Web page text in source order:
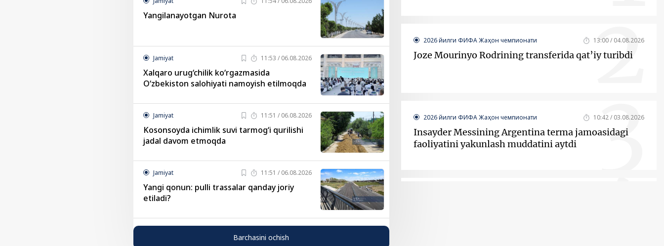
Yangilanayotgan Nurota
Jamiyat 11:53 / 06.08.2026
Xalqaro urug‘chilik ko‘rgazmasida
O‘zbekiston salohiyati namoyish etilmoqda
Jamiyat 11:51 / 06.08.2026
Kosonsoyda ichimlik suvi tarmog‘i qurilishi
jadal davom etmoqda
Jamiyat 11:51 / 06.08.2026
Yangi qonun: pulli trassalar qanday joriy
etiladi?
Barchasini ochish
2026 йилги ФИФА Жаҳон чемпионати 13:00 / 04.08.2026
Joze Mourinyo Rodrining transferida qat’iy turibdi
2
2026 йилги ФИФА Жаҳон чемпионати 10:42 / 03.08.2026
Insayder Messining Argentina terma jamoasidagi
faoliyatini yakunlash muddatini aytdi
3